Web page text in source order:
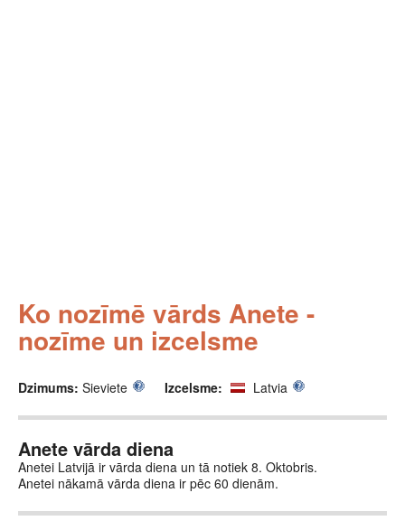
Ko nozīmē vārds Anete -
nozīme un izcelsme
Dzimums: Sieviete Izcelsme: Latvia
Anete vārda diena
Anetei Latvijā ir vārda diena un tā notiek 8. Oktobris.
Anetei nākamā vārda diena ir pēc 60 dienām.